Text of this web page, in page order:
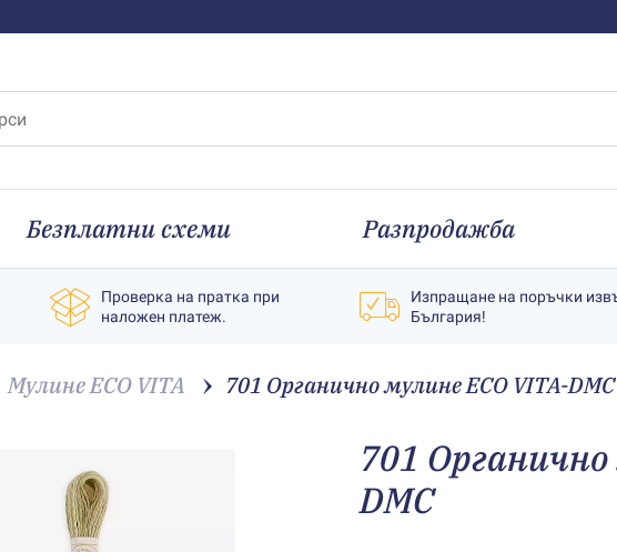
Безплатни схеми Разпродажба
Проверка на пратка при
наложен платеж.
Изпращане на поръчки
България!
Мулине ECO VITA 701 Органично мулине ECO VITA-DMC
701
DMC